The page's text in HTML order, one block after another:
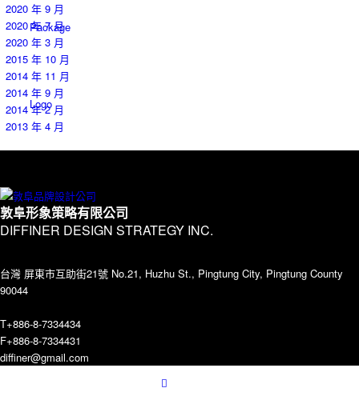
Package
Logo
Menu
2020 年 9 月
2020 年 7 月
2020 年 3 月
2015 年 10 月
2014 年 11 月
2014 年 9 月
2014 年 2 月
2013 年 4 月
敦阜形象策略有限公司
DIFFINER DESIGN STRATEGY INC.
台灣 屏東市互助街21號 No.21, Huzhu St., Pingtung City, Pingtung County
90044
T+886-8-7334434
F+886-8-7334431
diffiner@gmail.com